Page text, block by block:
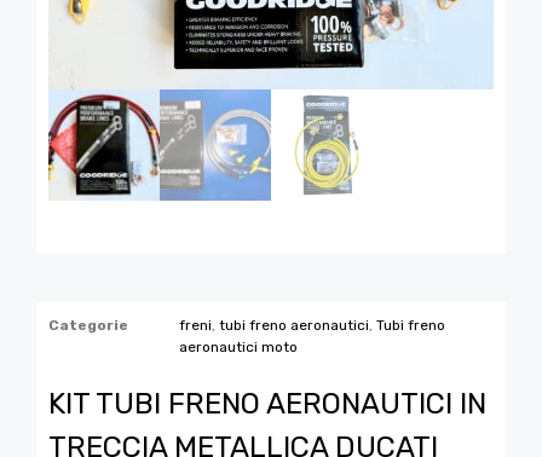
Categorie freni, tubi freno aeronautici, Tubi freno
aeronautici moto
KIT TUBI FRENO AERONAUTICI IN
TRECCIA METALLICA DUCATI